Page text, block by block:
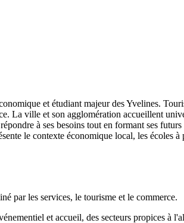
et étudiant majeur des Yvelines.
La ville et son agglomération accueillent
à ses besoins tout en formant ses
le contexte économique local, les écoles
par les services, le tourisme et le commerce.
et accueil, des secteurs propices à